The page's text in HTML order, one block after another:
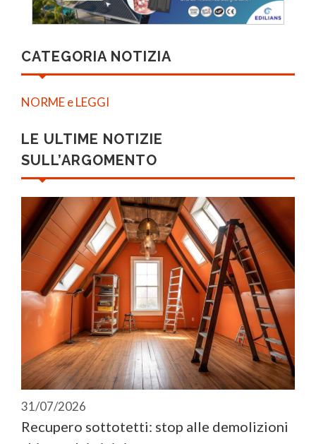
CATEGORIA NOTIZIA
NORME e LEGGI
LE ULTIME NOTIZIE
SULL’ARGOMENTO
31/07/2026
Recupero sottotetti: stop alle demolizioni